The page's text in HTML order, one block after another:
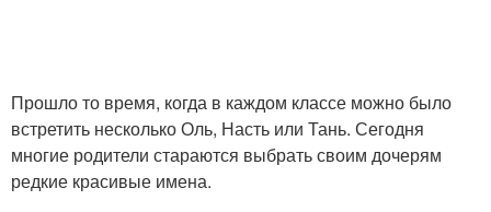
Прошло то время, когда в каждом классе можно было
встретить несколько Оль, Насть или Тань. Сегодня
многие родители стараются выбрать своим дочерям
редкие красивые имена.